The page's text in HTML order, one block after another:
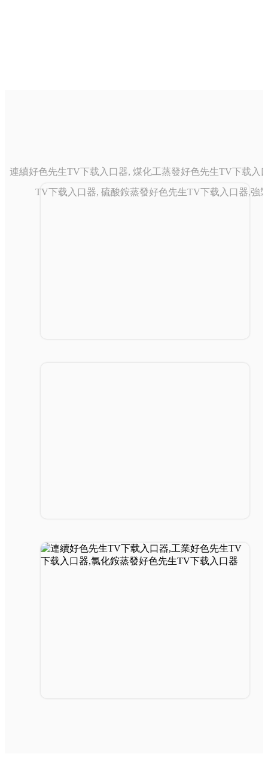
連續好色先生TV下载入口器, 煤化工蒸發好色先生TV下载入
TV下载入口器, 硫酸銨蒸發好色先生TV下载入口器,強